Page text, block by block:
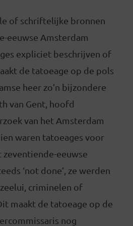
of schriftelijke bronnen
eeuwse Amsterdam
expliciet beschrijven of
de tatoeage op de pols
heer zo’n bijzondere
van Gent, hoofd
van het Amsterdam
waren tatoeages voor
zeventiende-eeuwse
‘not done’, ze werden
criminelen of
maakt de tatoeage op de
nog